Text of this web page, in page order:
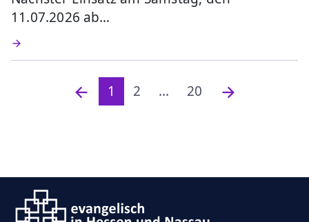
11.07.2026 ab…
1 2 ... 20